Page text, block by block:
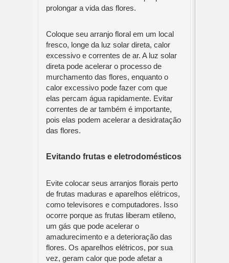
prolongar a vida das flores.
Coloque seu arranjo floral em um local
fresco, longe da luz solar direta, calor
excessivo e correntes de ar. A luz solar
direta pode acelerar o processo de
murchamento das flores, enquanto o
calor excessivo pode fazer com que
elas percam água rapidamente. Evitar
correntes de ar também é importante,
pois elas podem acelerar a desidratação
das flores.
Evitando frutas e eletrodomésticos
Evite colocar seus arranjos florais perto
de frutas maduras e aparelhos elétricos,
como televisores e computadores. Isso
ocorre porque as frutas liberam etileno,
um gás que pode acelerar o
amadurecimento e a deterioração das
flores. Os aparelhos elétricos, por sua
vez, geram calor que pode afetar a